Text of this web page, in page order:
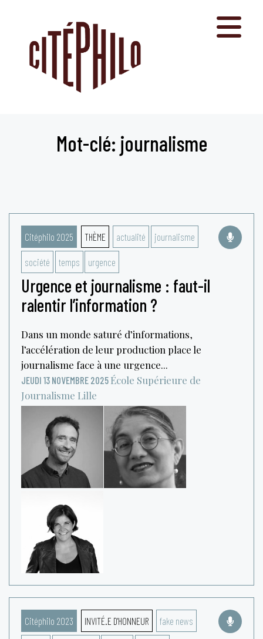
Mot-clé: journalisme
Citéphilo 2025 THÈME actualité journalisme
société temps urgence
Urgence et journalisme : faut-il
ralentir l’information ?
Dans un monde saturé d’informations,
l’accélération de leur production place le
journalisme face à une urgence...
JEUDI 13 NOVEMBRE 2025 École Supérieure de
Journalisme Lille
Citéphilo 2023 INVITÉ.E D'HONNEUR fake news